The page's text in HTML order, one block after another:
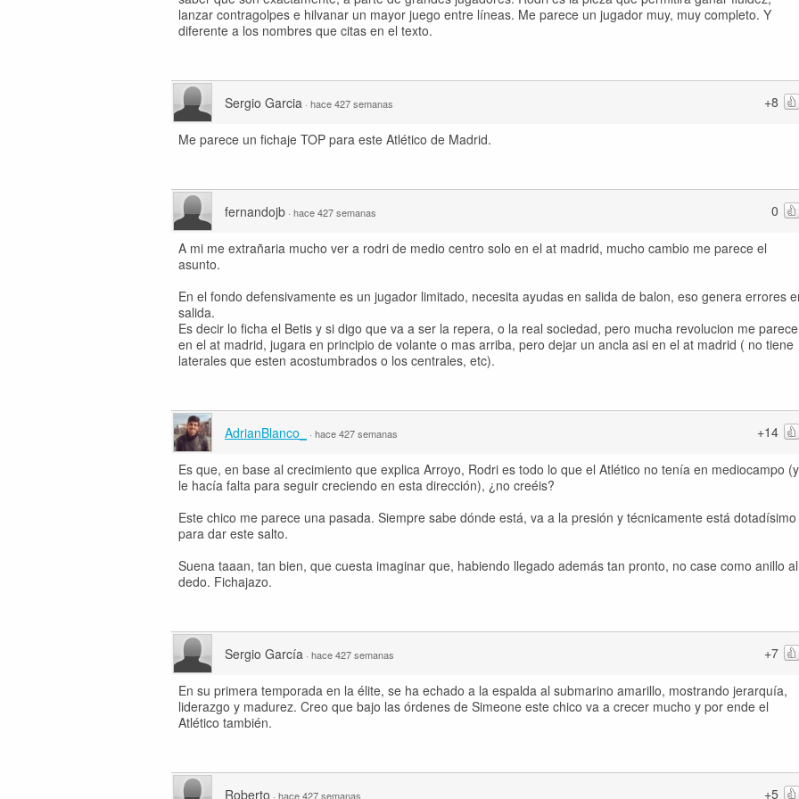
lanzar contragolpes e hilvanar un mayor juego entre líneas. Me parece un jugador muy, muy completo. Y
diferente a los nombres que citas en el texto.
+8
Sergio Garcia · hace 427 semanas
Me parece un fichaje TOP para este Atlético de Madrid.
0
fernandojb · hace 427 semanas
A mi me extrañaria mucho ver a rodri de medio centro solo en el at madrid, mucho cambio me parece el
asunto.
En el fondo defensivamente es un jugador limitado, necesita ayudas en salida de balon, eso genera errores
salida.
Es decir lo ficha el Betis y si digo que va a ser la repera, o la real sociedad, pero mucha revolucion me parece
en el at madrid, jugara en principio de volante o mas arriba, pero dejar un ancla asi en el at madrid ( no tiene
laterales que esten acostumbrados o los centrales, etc).
+14
AdrianBlanco_ · hace 427 semanas
Es que, en base al crecimiento que explica Arroyo, Rodri es todo lo que el Atlético no tenía en mediocampo (y
le hacía falta para seguir creciendo en esta dirección), ¿no creéis?
Este chico me parece una pasada. Siempre sabe dónde está, va a la presión y técnicamente está dotadísimo
para dar este salto.
Suena taaan, tan bien, que cuesta imaginar que, habiendo llegado además tan pronto, no case como anillo al
dedo. Fichajazo.
+7
Sergio García · hace 427 semanas
En su primera temporada en la élite, se ha echado a la espalda al submarino amarillo, mostrando jerarquía,
liderazgo y madurez. Creo que bajo las órdenes de Simeone este chico va a crecer mucho y por ende el
Atlético también.
+5
Roberto · hace 427 semanas